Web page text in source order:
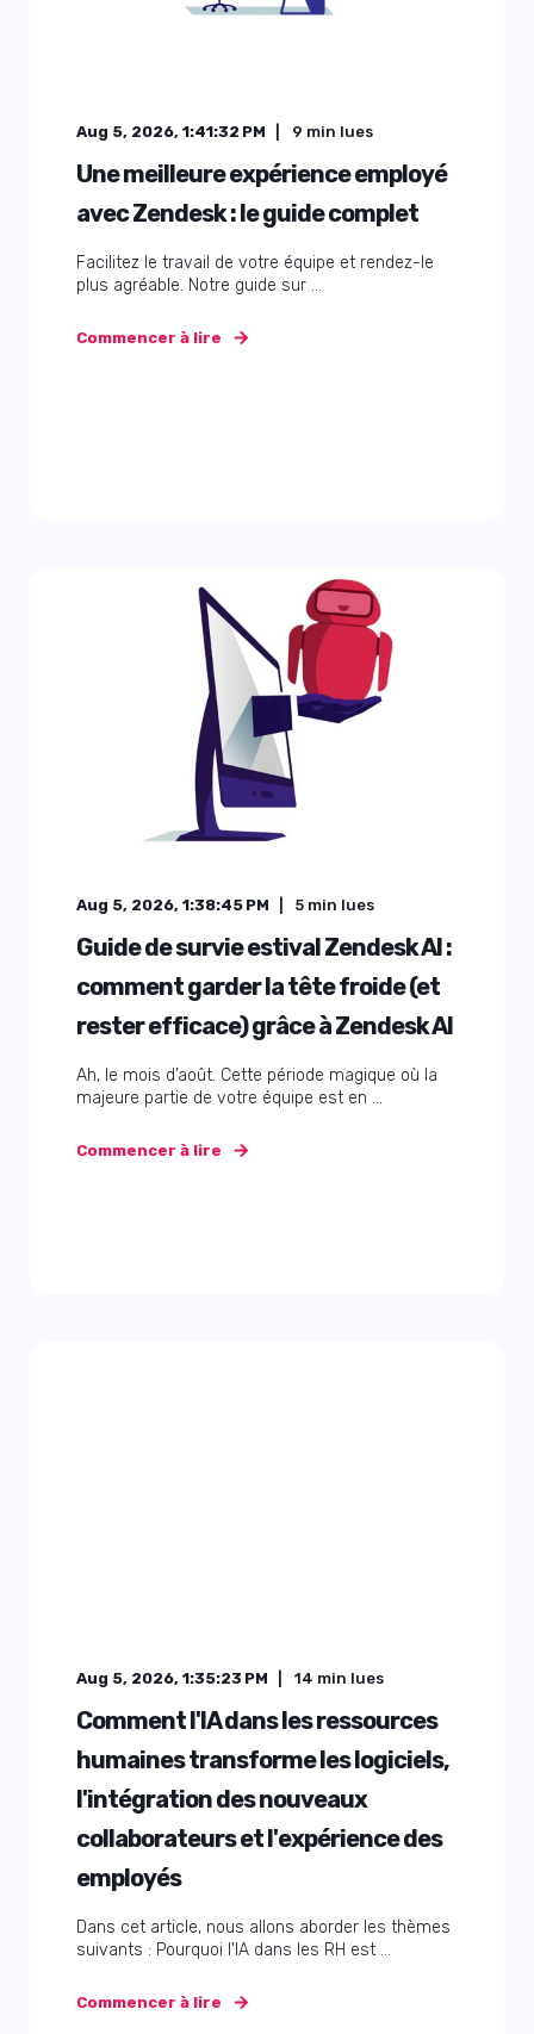
Aug 5, 2026, 1:41:32 PM 9 min lues
Une meilleure expérience employé
avec Zendesk : le guide complet
Facilitez le travail de votre équipe et rendez-le
plus agréable. Notre guide sur ...
Commencer à lire
Aug 5, 2026, 1:38:45 PM 5 min lues
Guide de survie estival Zendesk AI :
comment garder la tête froide (et
rester efficace) grâce à Zendesk AI
Ah, le mois d’août. Cette période magique où la
majeure partie de votre équipe est en ...
Commencer à lire
Aug 5, 2026, 1:35:23 PM 14 min lues
Comment l'IA dans les ressources
humaines transforme les logiciels,
l'intégration des nouveaux
collaborateurs et l'expérience des
employés
Dans cet article, nous allons aborder les thèmes
suivants : Pourquoi l'IA dans les RH est ...
Commencer à lire